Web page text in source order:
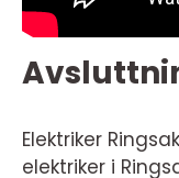
Elektriker
elektriker i